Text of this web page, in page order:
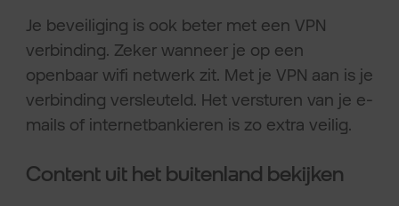
Je beveiliging is ook beter met een VPN
verbinding. Zeker wanneer je op een
openbaar wifi netwerk zit. Met je VPN aan is je
verbinding versleuteld. Het versturen van je e-
mails of internetbankieren is zo extra veilig.
Content uit het buitenland bekijken